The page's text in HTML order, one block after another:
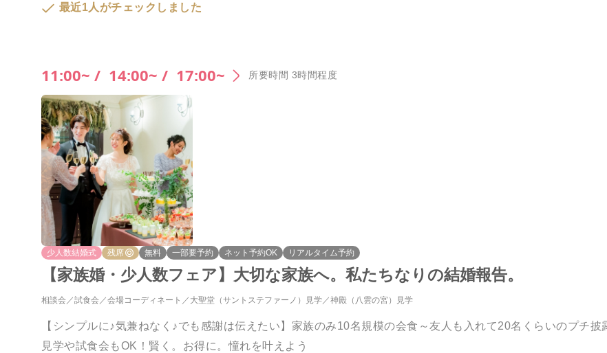
最近1人がチェックしました
11:00~ / 14:00~ / 17:00~ 所要時間 3時間程度
少人数結婚式 残席 無料 一部要予約 ネット予約OK リアルタイム予約
【家族婚・少人数フェア】大切な家族へ。私たちなりの結婚報告。
相談会 試食会 会場コーディネート 大聖堂（サントステファーノ）見学 神殿（八雲の宮）見学
【シンプルに♪気兼ねなく♪でも感謝は伝えたい】家族のみ10名規模の会食～友人も入れて20名くらいのプチ
見学や試食会もOK！賢く。お得に。憧れを叶えよう